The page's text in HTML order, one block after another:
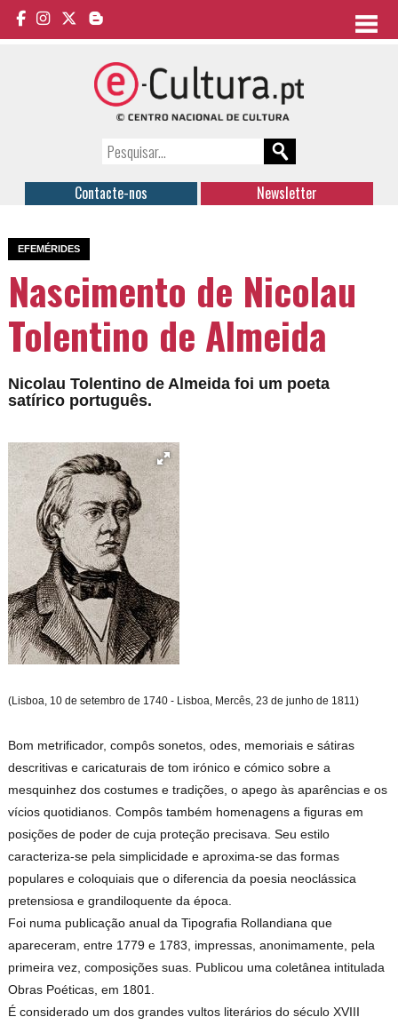
Contacte-nos Newsletter
EFEMÉRIDES
Nascimento de Nicolau
Tolentino de Almeida
Nicolau Tolentino de Almeida foi um poeta
satírico português.
(Lisboa, 10 de setembro de 1740 - Lisboa, Mercês, 23 de junho de 1811)
Bom metrificador, compôs sonetos, odes, memoriais e sátiras
descritivas e caricaturais de tom irónico e cómico sobre a
mesquinhez dos costumes e tradições, o apego às aparências e os
vícios quotidianos. Compôs também homenagens a figuras em
posições de poder de cuja proteção precisava. Seu estilo
caracteriza-se pela simplicidade e aproxima-se das formas
populares e coloquiais que o diferencia da poesia neoclássica
pretensiosa e grandiloquente da época.
Foi numa publicação anual da Tipografia Rollandiana que
apareceram, entre 1779 e 1783, impressas, anonimamente, pela
primeira vez, composições suas. Publicou uma coletânea intitulada
Obras Poéticas, em 1801.
É considerado um dos grandes vultos literários do século XVIII